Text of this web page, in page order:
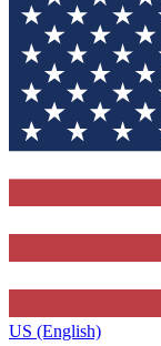
US (English)